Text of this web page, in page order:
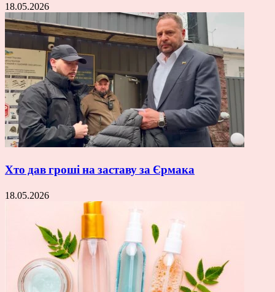
18.05.2026
Хто дав гроші на заставу за Єрмака
18.05.2026